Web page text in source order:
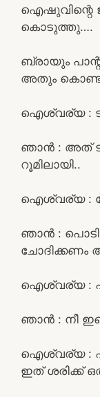
ഐഷുവിന്റെ
കൊടുത്തു….
ബ്രായും
അതും
ഐശ്വര്യ :
ഞാൻ : അത്
റൂമിലായി..
ഐശ്വര്യ :
ഞാൻ :
ചോദിക്കണം
ഐശ്വര്യ :
ഞാൻ : നീ
ഐശ്വര്യ :
ഇത് ശരിക്ക്